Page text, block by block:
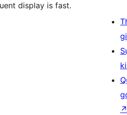
display is fast.
↗